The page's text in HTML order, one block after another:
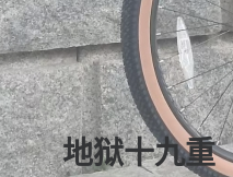
地狱十九重